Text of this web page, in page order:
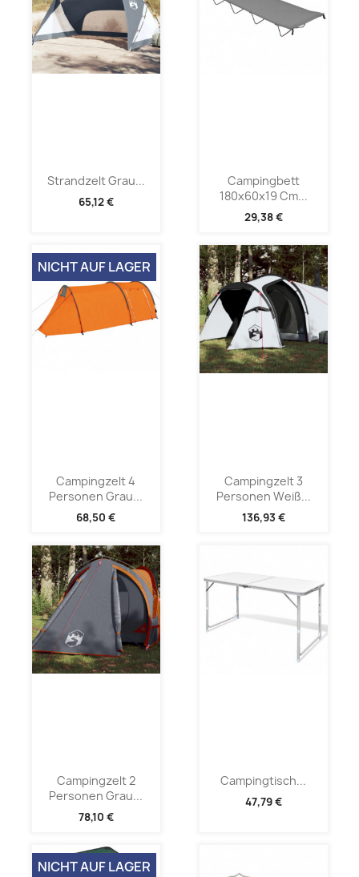
Strandzelt Grau...
65,12 €
Campingbett
180x60x19 Cm...
29,38 €
Campingzelt 4
Personen Grau...
68,50 €
NICHT AUF LAGER
Campingzelt 3
Personen Weiß...
136,93 €
Campingzelt 2
Personen Grau...
78,10 €
Campingtisch...
47,79 €
NICHT AUF LAGER